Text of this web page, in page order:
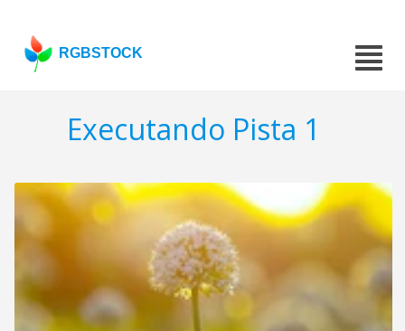
RGBSTOCK
Executando Pista 1